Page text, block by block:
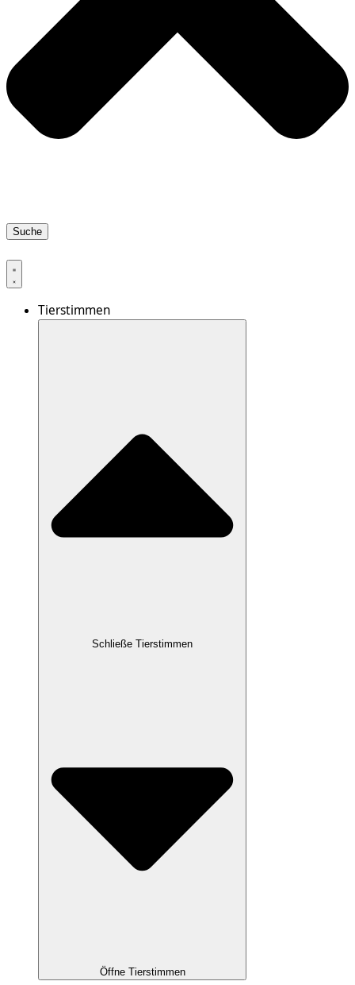
Suche
Tierstimmen
Schließe Tierstimmen
Öffne Tierstimmen